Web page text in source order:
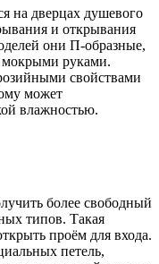
на дверцах душевого
и открывания
они П-образные,
мокрыми руками.
свойствами
может
влажностью.
более свободный
типов. Такая
проём для входа.
петель,